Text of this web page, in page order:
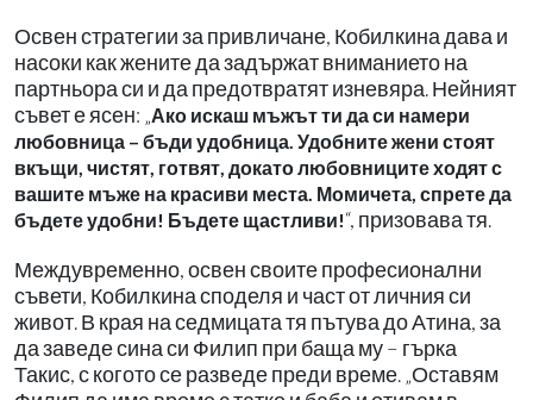
Освен стратегии за привличане, Кобилкина дава и
насоки как жените да задържат вниманието на
партньора си и да предотвратят изневяра. Нейният
съвет е ясен: „Ако искаш мъжът ти да си намери
любовница – бъди удобница. Удобните жени стоят
вкъщи, чистят, готвят, докато любовниците ходят с
вашите мъже на красиви места. Момичета, спрете да
бъдете удобни! Бъдете щастливи!“, призовава тя.
Междувременно, освен своите професионални
съвети, Кобилкина споделя и част от личния си
живот. В края на седмицата тя пътува до Атина, за
да заведе сина си Филип при баща му – гърка
Такис, с когото се разведе преди време. „Оставям